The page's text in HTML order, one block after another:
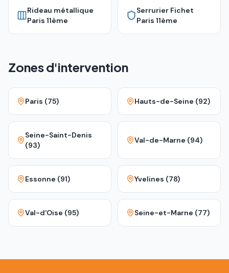
Rideau métallique
Paris 11ème
Serrurier Fichet
Paris 11ème
Zones d'intervention
Paris (75) Hauts-de-Seine (92)
Seine-Saint-Denis
(93)
Val-de-Marne (94)
Essonne (91) Yvelines (78)
Val-d'Oise (95) Seine-et-Marne (77)